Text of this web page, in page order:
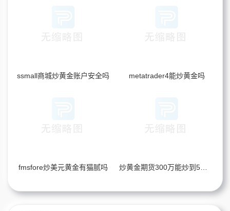
ssmall商城炒黄金账户安全吗 metatrader4能炒黄金吗
fmsfore炒美元黄金有猫腻吗 炒黄金期货300万能炒到5个亿吗